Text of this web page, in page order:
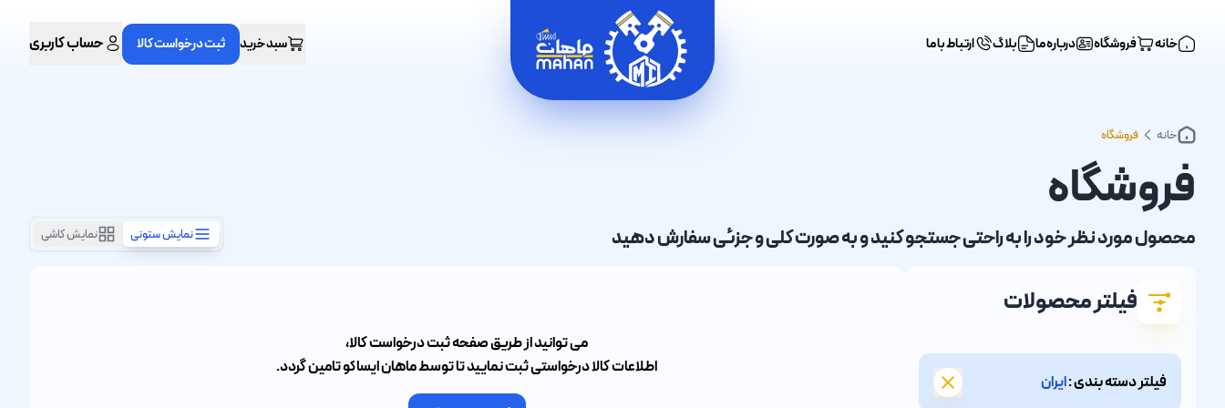
خانه فروشگاه درباره ما بلاگ ارتباط با ما سبد خرید ثبت درخواست کالا حساب کاربری
خانه فروشگاه
فروشگاه
محصول مورد نظر خود را به راحتی جستجو کنید و به صورت کلی و جزئی سفارش دهید نمایش ستونی نمایش کاشی
فیلتر محصولات
فیلتر دسته بندی :ایران
می توانید از طریق صفحه ثبت درخواست کالا،
اطلاعات کالا درخواستی ثبت نمایید تا توسط ماهان ایساکو تامین گردد.